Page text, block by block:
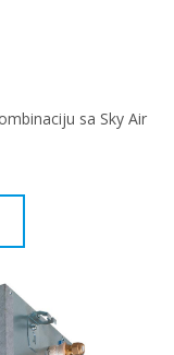
sa Sky Air